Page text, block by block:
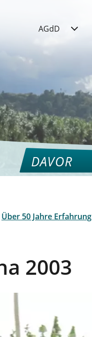
AGdD
DAVOR
Über 50 Jahre Erfahrung
2003